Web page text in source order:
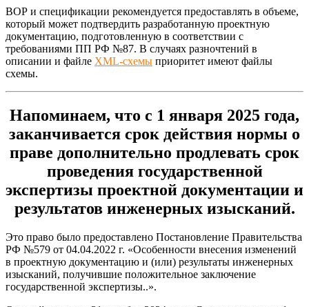
ВОР и спецификации рекомендуется предоставлять в объеме,
который может подтвердить разработанную проектную
документацию, подготовленную в соответствии с
требованиями ПП РФ №87. В случаях разночтений в
описании и файле XML-схемы приоритет имеют файлы
схемы.
Напоминаем, что с 1 января 2025 года,
заканчивается срок действия нормы о
праве дополнительно продлевать срок
проведения государственной
экспертизы проектной документации и
результатов инженерных изысканий.
Это право было предоставлено Постановление Правительства
РФ №579 от 04.04.2022 г. «Особенности внесения изменений
в проектную документацию и (или) результаты инженерных
изысканий, получившие положительное заключение
государственной экспертизы..».